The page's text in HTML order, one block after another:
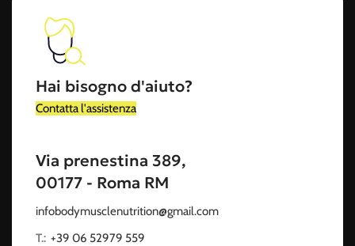
Hai bisogno d'aiuto?
Contatta l'assistenza
Via prenestina 389,
00177 - Roma RM
infobodymusclenutrition@gmail.com
T.: +39 06 52979 559